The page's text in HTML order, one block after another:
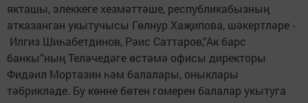
якташы, элеккеге хезмәттәше, республикабызның
атказанган укытучысы Гөлнур Хаҗипова, шәкертләре -
Илгиз Шиһабетдинов, Рәис Саттаров,”Ак барс
банкы”ның Теләчедәге өстәмә офисы директоры
Фидәил Мортазин һәм балалары, оныклары
тәбрикләде. Бу көнне бөтен гомерен балалар укытуга